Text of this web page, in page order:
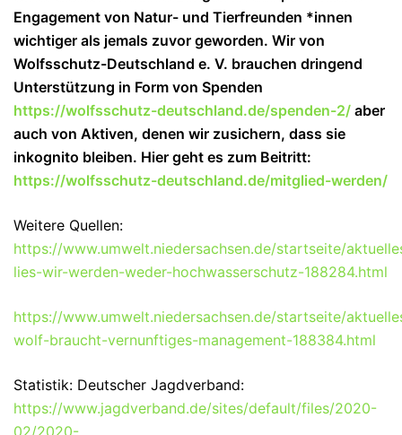
Engagement von Natur- und Tierfreunden *innen
wichtiger als jemals zuvor geworden. Wir von
Wolfsschutz-Deutschland e. V. brauchen dringend
Unterstützung in Form von Spenden
https://wolfsschutz-deutschland.de/spenden-2/ aber
auch von Aktiven, denen wir zusichern, dass sie
inkognito bleiben. Hier geht es zum Beitritt:
https://wolfsschutz-deutschland.de/mitglied-werden/
Weitere Quellen:
https://www.umwelt.niedersachsen.de/startseite/
lies-wir-werden-weder-hochwasserschutz-188284.html
https://www.umwelt.niedersachsen.de/startseite/
wolf-braucht-vernunftiges-management-188384.html
Statistik: Deutscher Jagdverband:
https://www.jagdverband.de/sites/default/files/2020-
02/2020-